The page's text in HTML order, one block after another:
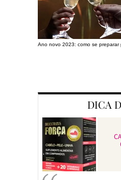
Ano novo 2023: como se preparar
DICA